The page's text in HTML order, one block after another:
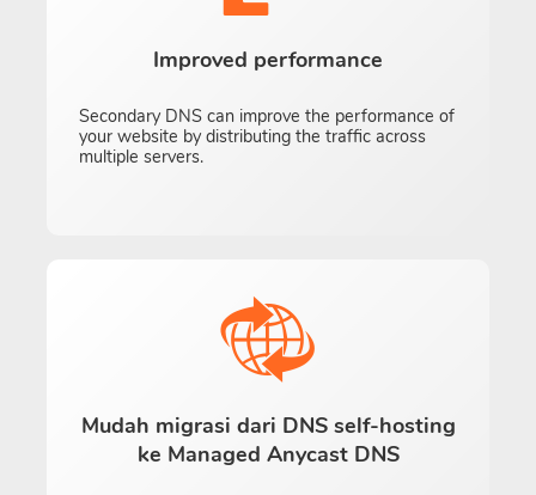
Improved performance
Secondary DNS can improve the performance of
your website by distributing the traffic across
multiple servers.
Mudah migrasi dari DNS self-hosting
ke Managed Anycast DNS